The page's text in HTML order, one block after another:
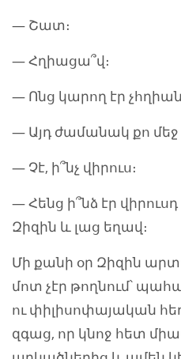
— Շատ։
— Հղիացա՞վ։
— Ոնց կարող էր
— Այդ ժամանակ քո մեջ
— Չէ, ի՞նչ վիրուս։
— Հենց ի՞նձ էր
Զիզին և լաց եղավ։
Մի քանի օր Զիզին
մոտ չէր թողնում՝
ու փիլիսոփայական
զգաց, որ կնոջ հետ